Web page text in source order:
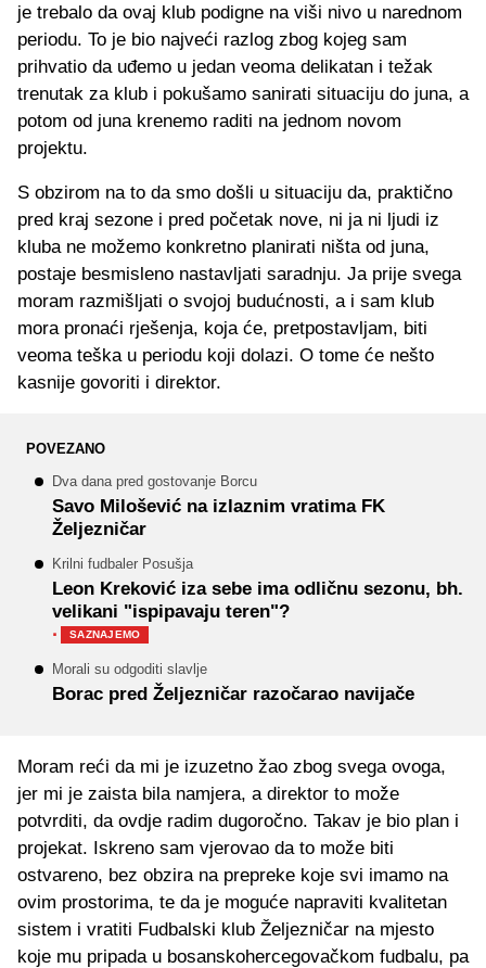
je trebalo da ovaj klub podigne na viši nivo u narednom
periodu. To je bio najveći razlog zbog kojeg sam
prihvatio da uđemo u jedan veoma delikatan i težak
trenutak za klub i pokušamo sanirati situaciju do juna, a
potom od juna krenemo raditi na jednom novom
projektu.
S obzirom na to da smo došli u situaciju da, praktično
pred kraj sezone i pred početak nove, ni ja ni ljudi iz
kluba ne možemo konkretno planirati ništa od juna,
postaje besmisleno nastavljati saradnju. Ja prije svega
moram razmišljati o svojoj budućnosti, a i sam klub
mora pronaći rješenja, koja će, pretpostavljam, biti
veoma teška u periodu koji dolazi. O tome će nešto
kasnije govoriti i direktor.
POVEZANO
Dva dana pred gostovanje Borcu
Savo Milošević na izlaznim vratima FK
Željezničar
Krilni fudbaler Posušja
Leon Kreković iza sebe ima odličnu sezonu, bh.
velikani "ispipavaju teren"?
· SAZNAJEMO
Morali su odgoditi slavlje
Borac pred Željezničar razočarao navijače
Moram reći da mi je izuzetno žao zbog svega ovoga,
jer mi je zaista bila namjera, a direktor to može
potvrditi, da ovdje radim dugoročno. Takav je bio plan i
projekat. Iskreno sam vjerovao da to može biti
ostvareno, bez obzira na prepreke koje svi imamo na
ovim prostorima, te da je moguće napraviti kvalitetan
sistem i vratiti Fudbalski klub Željezničar na mjesto
koje mu pripada u bosanskohercegovačkom fudbalu, pa